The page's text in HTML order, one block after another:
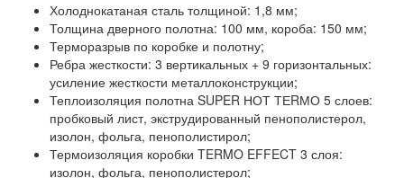
Холоднокатаная сталь толщиной: 1,8 мм;
Толщина дверного полотна: 100 мм, короба: 150 мм;
Терморазрыв по коробке и полотну;
Ребра жесткости: 3 вертикальных + 9 горизонтальных:
усиление жесткости металлоконструкции;
Теплоизоляция полотна SUPER НОТ ТЕRМО 5 слоев:
пробковый лист, экструдированный пенополистерол,
изолон, фольга, пенополистирол;
Термоизоляция коробки TERMO EFFECT 3 слоя:
изолон, фольга, пенополистерол;